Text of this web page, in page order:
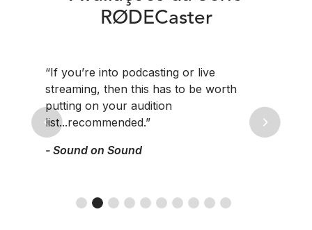
RØDECaster
“If you’re into podcasting or live
streaming, then this has to be worth
putting on your audition
list...recommended.”
- Sound on Sound
Previous Next